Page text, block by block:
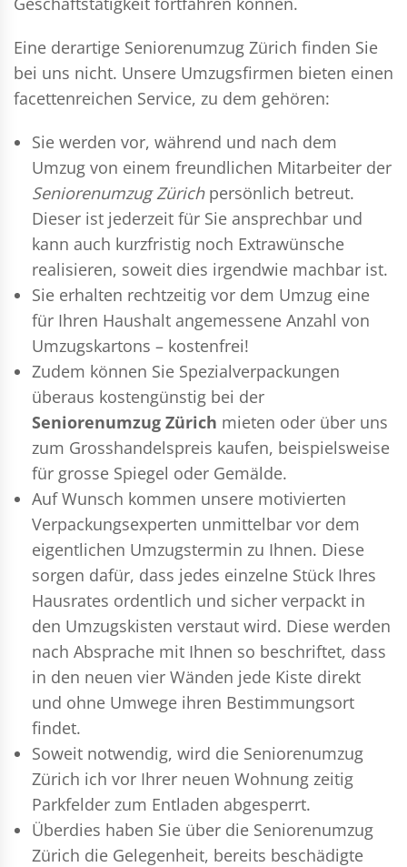
Eine derartige Seniorenumzug Zürich finden Sie
bei uns nicht. Unsere Umzugsfirmen bieten einen
facettenreichen Service, zu dem gehören:
Sie werden vor, während und nach dem
Umzug von einem freundlichen Mitarbeiter der
Seniorenumzug Zürichpersönlich betreut.
Dieser ist jederzeit für Sie ansprechbar und
kann auch kurzfristig noch Extrawünsche
realisieren, soweit dies irgendwie machbar ist.
Sie erhalten rechtzeitig vor dem Umzug eine
für Ihren Haushalt angemessene Anzahl von
Umzugskartons – kostenfrei!
Zudem können Sie Spezialverpackungen
überaus kostengünstig bei der
Seniorenumzug Zürich mieten oder über uns
zum Grosshandelspreis kaufen, beispielsweise
für grosse Spiegel oder Gemälde.
Auf Wunsch kommen unsere motivierten
Verpackungsexperten unmittelbar vor dem
eigentlichen Umzugstermin zu Ihnen. Diese
sorgen dafür, dass jedes einzelne Stück Ihres
Hausrates ordentlich und sicher verpackt in
den Umzugskisten verstaut wird. Diese werden
nach Absprache mit Ihnen so beschriftet, dass
in den neuen vier Wänden jede Kiste direkt
und ohne Umwege ihren Bestimmungsort
findet.
Soweit notwendig, wird die Seniorenumzug
Zürich ich vor Ihrer neuen Wohnung zeitig
Parkfelder zum Entladen abgesperrt.
Überdies haben Sie über die Seniorenumzug
Zürich die Gelegenheit, bereits beschädigte